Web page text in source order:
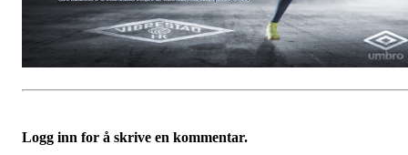
Logg inn for å skrive en kommentar.